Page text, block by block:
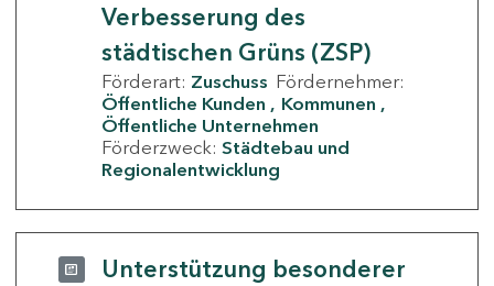
Verbesserung des
städtischen Grüns (ZSP)
Förderart: Zuschuss Fördernehmer:
Öffentliche Kunden
Kommunen
Öffentliche Unternehmen
Förderzweck: Städtebau und
Regionalentwicklung
Unterstützung besonderer